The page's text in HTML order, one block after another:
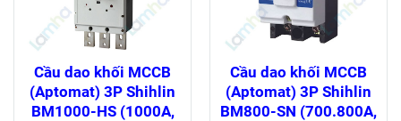
Cầu dao khối MCCB
(Aptomat) 3P Shihlin
BM1000-HS (1000A,
Cầu dao khối MCCB
(Aptomat) 3P Shihlin
BM800-SN (700.800A,